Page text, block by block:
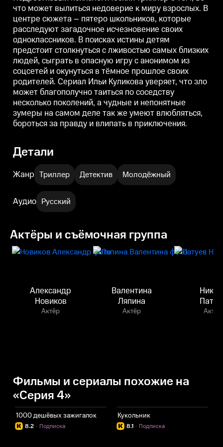
опасную игру с анонимом из
соцсетей и окунуться в тёмное
прошлое своих родителей.
Сериал Ильи Куликова уверяет,
что зло может благополучно
таиться по соседству несколько
поколений, а чудные и
непонятные зумеры на самом
деле так же умеют влюбляться,
бороться за правду и влипать в
приключения.
опасную игру с анонимом из
соцсетей и окунуться в тёмное
прошлое своих родителей.
Сериал Ильи Куликова уверяет,
что зло может благополучно
таиться по соседству несколько
поколений, а чудные и
непонятные зумеры на самом
деле так же умеют влюбляться,
бороться за правду и влипать в
приключения.
что может вылиться недоверие к миру взрослых. В
центре сюжета – пятеро школьников, которые
расследуют загадочное исчезновение своих
одноклассников. В поисках истины детям
предстоит столкнуться с лживостью самых близких
людей, сыграть в опасную игру с анонимом из
соцсетей и окунуться в тёмное прошлое своих
родителей. Сериал Ильи Куликова уверяет, что зло
может благополучно таиться по соседству
несколько поколений, а чудные и непонятные
зумеры на самом деле так же умеют влюбляться,
бороться за правду и влипать в приключения.
Детали
Жанр Триллер Детектив Молодёжный
Аудио Русский
Актёры и съёмочная группа
Александр
Hовиков
Актёр
Валентина
Ляпина
Актёр Актёр
Фильмы и сериалы похожие на
«Серия 4»
1000 дешёвых зажигалок
8.2 Подписка
·
Кукольник
8.1 Подписка
·